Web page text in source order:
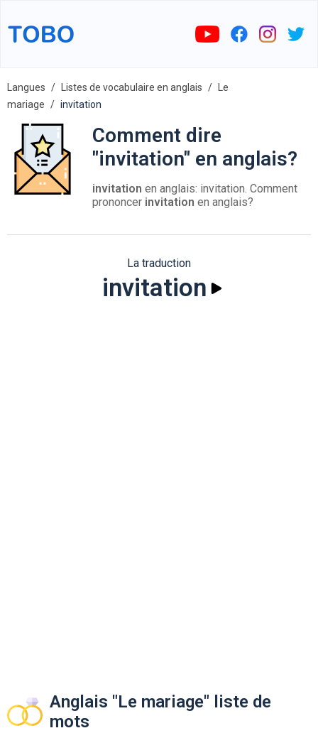
Langues Listes de vocabulaire en anglais
Le
mariage
invitation
Comment dire
"invitation" en anglais?
invitation en anglais: invitation. Comment
prononcer invitation en anglais?
La traduction
invitation
Anglais "Le mariage" liste de
mots